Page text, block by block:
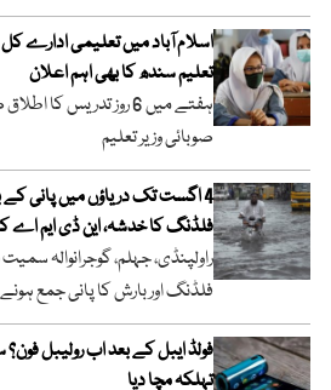
اسلام آباد میں تعلیمی
تعلیم سندھ کا بھی اہم اعلان
ہفتے میں 6 روز تدریس
صوبائی وزیر تعلیم
4 اگست تک دریاؤں میں پانی
فلڈنگ کا خدشہ، این ڈی ایم اے
راولپنڈی، جہلم، گوجرانوالہ
فلڈنگ اور بارش کا پانی جمع
فولڈ ایبل کے بعد اب رولیبل
تہلکہ مچا دیا